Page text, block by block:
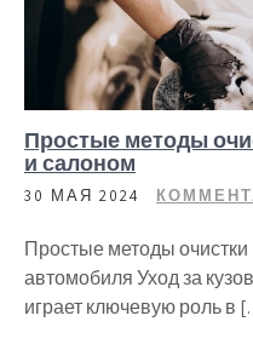
Простые методы
и салоном
30 МАЯ 2024
Простые методы очистки
автомобиля Уход за
играет ключевую роль в